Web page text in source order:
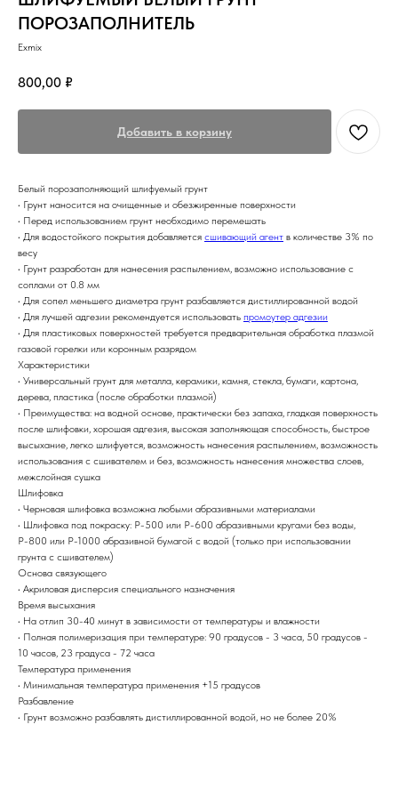
ПОРОЗАПОЛНИТЕЛЬ
Exmix
800,00 ₽
Добавить в корзину
Белый порозаполняющий шлифуемый грунт
• Грунт наносится на очищенные и обезжиренные поверхности
• Перед использованием грунт необходимо перемешать
• Для водостойкого покрытия добавляется сшивающий агент в количестве 3% по
весу
• Грунт разработан для нанесения распылением, возможно использование с
соплами от 0.8 мм
• Для сопел меньшего диаметра грунт разбавляется дистиллированной водой
• Для лучшей адгезии рекомендуется использовать промоутер адгезии
• Для пластиковых поверхностей требуется предварительная обработка плазмой
газовой горелки или коронным разрядом
Характеристики
• Универсальный грунт для металла, керамики, камня, стекла, бумаги, картона,
дерева, пластика (после обработки плазмой)
• Преимущества: на водной основе, практически без запаха, гладкая поверхность
после шлифовки, хорошая адгезия, высокая заполняющая способность, быстрое
высыхание, легко шлифуется, возможность нанесения распылением, возможность
использования с сшивателем и без, возможность нанесения множества слоев,
межслойная сушка
Шлифовка
• Черновая шлифовка возможна любыми абразивными материалами
• Шлифовка под покраску: Р-500 или Р-600 абразивными кругами без воды,
Р-800 или Р-1000 абразивной бумагой с водой (только при использовании
грунта с сшивателем)
Основа связующего
• Акриловая дисперсия специального назначения
Время высыхания
• На отлип 30-40 минут в зависимости от температуры и влажности
• Полная полимеризация при температуре: 90 градусов - 3 часа, 50 градусов -
10 часов, 23 градуса - 72 часа
Температура применения
• Минимальная температура применения +15 градусов
Разбавление
• Грунт возможно разбавлять дистиллированной водой, но не более 20%